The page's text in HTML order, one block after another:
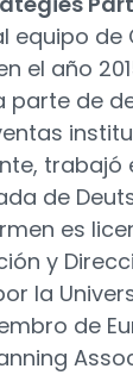
equipo de
el año
parte de
trabajó
de
es
y
la
de